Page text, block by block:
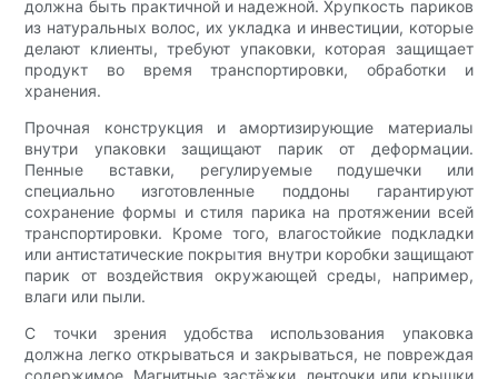
должна быть практичной и надежной. Хрупкость париков
из натуральных волос, их укладка и инвестиции, которые
делают клиенты, требуют упаковки, которая защищает
продукт во время транспортировки, обработки и
хранения.
Прочная конструкция и амортизирующие материалы
внутри упаковки защищают парик от деформации.
Пенные вставки, регулируемые подушечки или
специально изготовленные поддоны гарантируют
сохранение формы и стиля парика на протяжении всей
транспортировки. Кроме того, влагостойкие подкладки
или антистатические покрытия внутри коробки защищают
парик от воздействия окружающей среды, например,
влаги или пыли.
С точки зрения удобства использования упаковка
должна легко открываться и закрываться, не повреждая